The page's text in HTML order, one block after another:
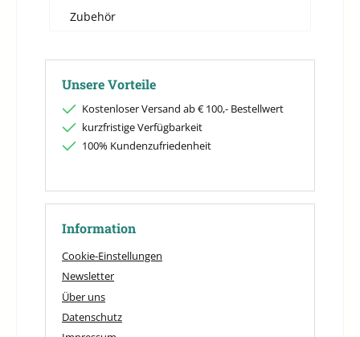
Zubehör
Unsere Vorteile
Kostenloser Versand ab € 100,- Bestellwert
kurzfristige Verfügbarkeit
100% Kundenzufriedenheit
Information
Cookie-Einstellungen
Newsletter
Über uns
Datenschutz